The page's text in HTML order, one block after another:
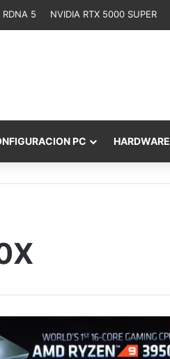
RDNA 5 NVIDIA RTX 5000 SUPER
PC HARDWARE